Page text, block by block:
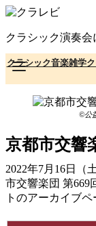
コ
テ
ン
ツ
へ
クラシック演奏会
クラシック音楽雑学
©公
京都市交響
2022年7月16日（
市交響楽団 第669
トのアーカイブペ